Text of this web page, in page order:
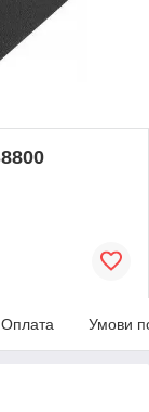
Оплата Умови